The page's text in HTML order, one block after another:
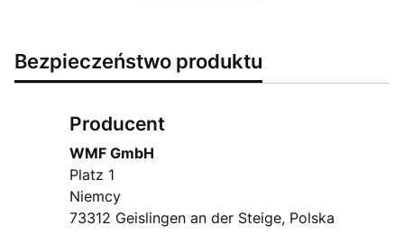
Bezpieczeństwo produktu
Producent
WMF GmbH
Platz 1
Niemcy
73312 Geislingen an der Steige, Polska